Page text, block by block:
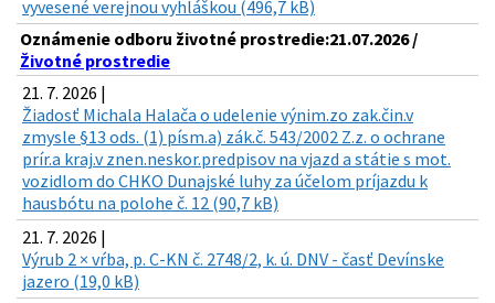
vyvesené verejnou vyhláškou (496,7 kB)
Oznámenie odboru životné prostredie:21.07.2026 /
Životné prostredie
21. 7. 2026 |
Žiadosť Michala Halača o udelenie výnim.zo zak.čin.v
zmysle §13 ods. (1) písm.a) zák.č. 543/2002 Z.z. o ochrane
prír.a kraj.v znen.neskor.predpisov na vjazd a státie s mot.
vozidlom do CHKO Dunajské luhy za účelom príjazdu k
hausbótu na polohe č. 12 (90,7 kB)
21. 7. 2026 |
Výrub 2 × vŕba, p. C-KN č. 2748/2, k. ú. DNV - časť Devínske
jazero (19,0 kB)